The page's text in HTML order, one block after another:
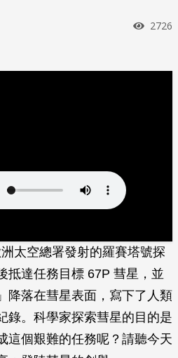
瀏覽
2726
太空總署發射的羅賽塔號探
抵達任務目標 67P 彗星，並
降落在彗星表面，寫下了人類
錄。科學家探索彗星的目的是
這個艱難的任務呢？請聽今天